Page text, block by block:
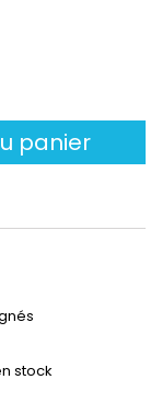
panier
stock